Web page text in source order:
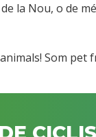
la Nou, o de
Som